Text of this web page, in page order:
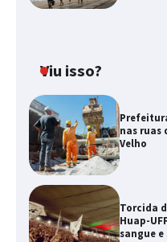
Viu isso?
nas ruas
Velho
Torcida
Huap-
sangue